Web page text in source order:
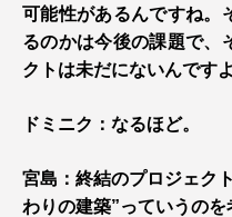
可能性があるんですね。
るのかは今後の課題で、
クトは未だにないんですよ
ドミニク：なるほど。
宮島：終結のプロジェク
わりの建築”っていうの